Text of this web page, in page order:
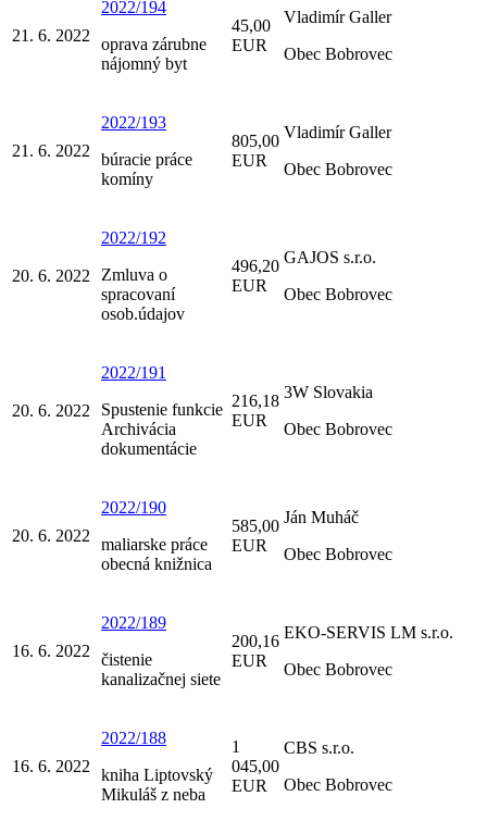
21. 6. 2022
2022/194
oprava zárubne
nájomný byt
45,00
EUR
Vladimír Galler
Obec Bobrovec
21. 6. 2022
2022/193
búracie práce
komíny
805,00
EUR
Vladimír Galler
Obec Bobrovec
20. 6. 2022
2022/192
Zmluva o
spracovaní
osob.údajov
496,20
EUR
GAJOS s.r.o.
Obec Bobrovec
20. 6. 2022
2022/191
Spustenie funkcie
Archivácia
dokumentácie
216,18
EUR
3W Slovakia
Obec Bobrovec
20. 6. 2022
2022/190
maliarske práce
obecná knižnica
585,00
EUR
Ján Muháč
Obec Bobrovec
16. 6. 2022
2022/189
čistenie
kanalizačnej siete
200,16
EUR
EKO-SERVIS LM s.r.o.
Obec Bobrovec
16. 6. 2022
2022/188
kniha Liptovský
Mikuláš z neba
1
045,00
EUR
CBS s.r.o.
Obec Bobrovec